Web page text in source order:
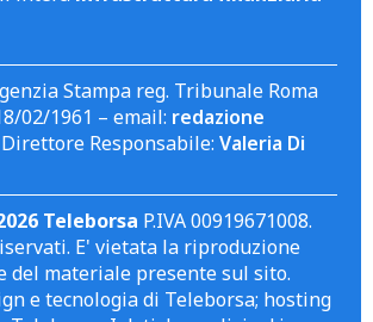
Stampa reg. Tribunale Roma
02/1961 – email: redazione
Responsabile: Valeria Di
Teleborsa P.IVA 00919671008.
E' vietata la riproduzione
del materiale presente sul sito.
e tecnologia di Teleborsa; hosting